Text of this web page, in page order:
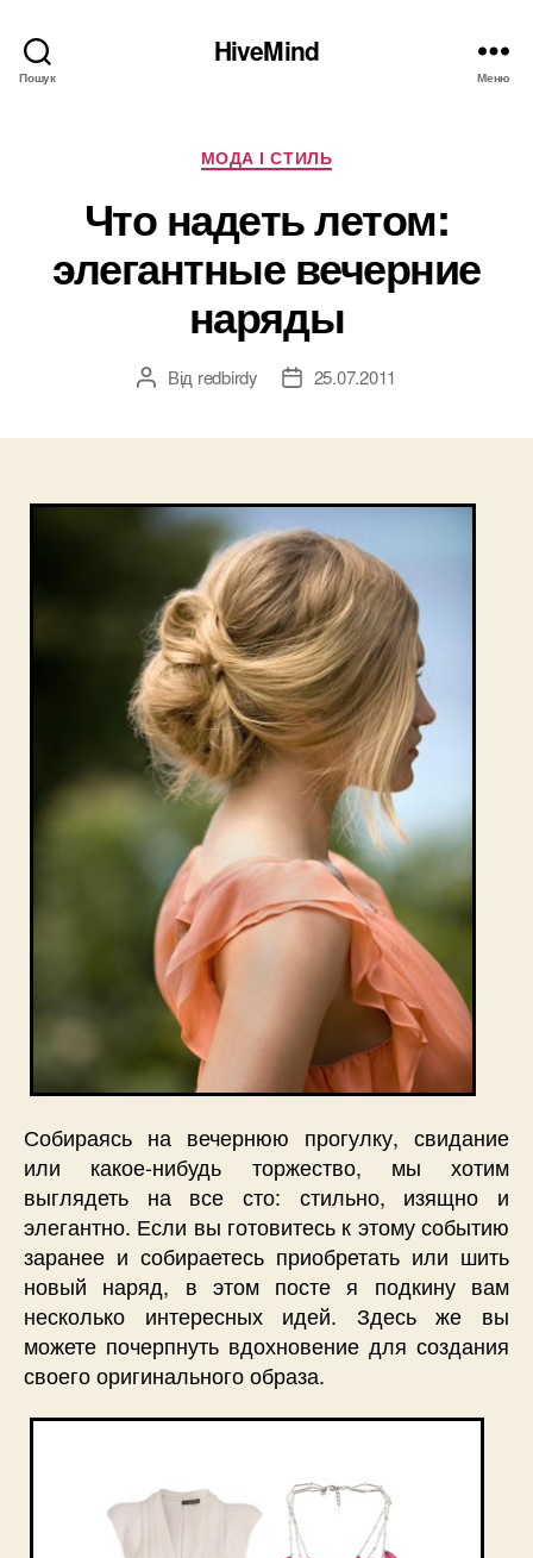
Пошук
HiveMind
Меню
Категорії
МОДА І СТИЛЬ
Что надеть летом:
элегантные вечерние
наряды
Автор
Від redbirdy
Дата25.07.2011
Собираясь на вечернюю прогулку, свидание
или какое-нибудь торжество, мы хотим
выглядеть на все сто: стильно, изящно и
элегантно. Если вы готовитесь к этому событию
заранее и собираетесь приобретать или шить
новый наряд, в этом посте я подкину вам
несколько интересных идей. Здесь же вы
можете почерпнуть вдохновение для создания
своего оригинального образа.